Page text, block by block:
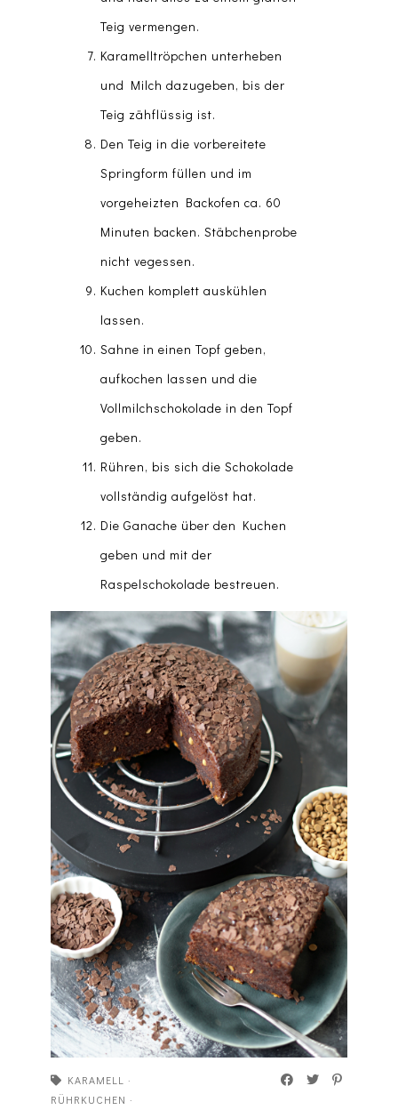
Teig vermengen.
Karamelltröpchen unterheben
und Milch dazugeben, bis der
Teig zähflüssig ist.
Den Teig in die vorbereitete
Springform füllen und im
vorgeheizten Backofen ca. 60
Minuten backen. Stäbchenprobe
nicht vegessen.
Kuchen komplett auskühlen
lassen.
Sahne in einen Topf geben,
aufkochen lassen und die
Vollmilchschokolade in den Topf
geben.
Rühren, bis sich die Schokolade
vollständig aufgelöst hat.
Die Ganache über den Kuchen
geben und mit der
Raspelschokolade bestreuen.
KARAMELL
·
RÜHRKUCHEN ·